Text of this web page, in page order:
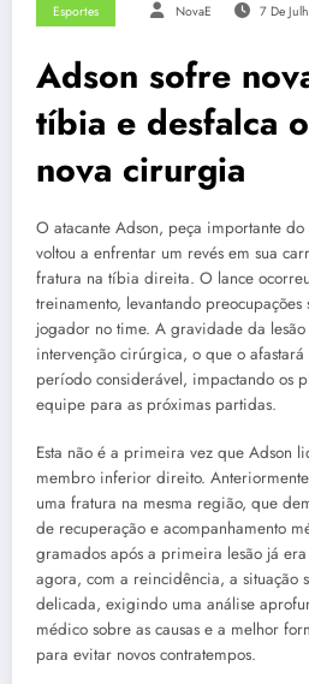
Esportes NovaE 7 De
Adson sofre
tíbia e desfalca
nova cirurgia
O atacante Adson, peça importante
voltou a enfrentar um revés em sua
fratura na tíbia direita. O lance
treinamento, levantando
jogador no time. A gravidade da
intervenção cirúrgica, o que o
período considerável, impactando os
equipe para as próximas partidas.
Esta não é a primeira vez que Adson
membro inferior direito.
uma fratura na mesma região, que
de recuperação e acompanhamento
gramados após a primeira lesão já
agora, com a reincidência, a situação
delicada, exigindo uma análise
médico sobre as causas e a melhor
para evitar novos contratempos.